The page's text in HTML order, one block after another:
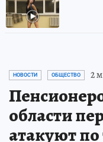
НОВОСТИ ОБЩЕСТВО 2
области
атакуют